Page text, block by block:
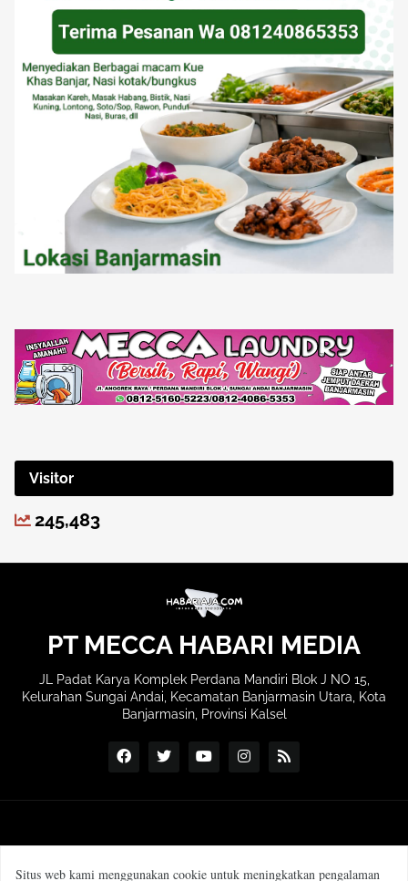
Visitor
245,483
PT MECCA HABARI MEDIA
JL Padat Karya Komplek Perdana Mandiri Blok J NO 15,
Kelurahan Sungai Andai, Kecamatan Banjarmasin Utara, Kota
Banjarmasin, Provinsi Kalsel
Situs web kami menggunakan cookie untuk meningkatkan pengalaman